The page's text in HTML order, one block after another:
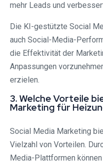
mehr Leads und
Die KI-gestützte Social
auch Social-Media-
die Effektivität der
Anpassungen
erzielen.
3. Welche Vorteile
Marketing für
Social Media Marketing
Vielzahl von Vorteilen.
Media-Plattformen